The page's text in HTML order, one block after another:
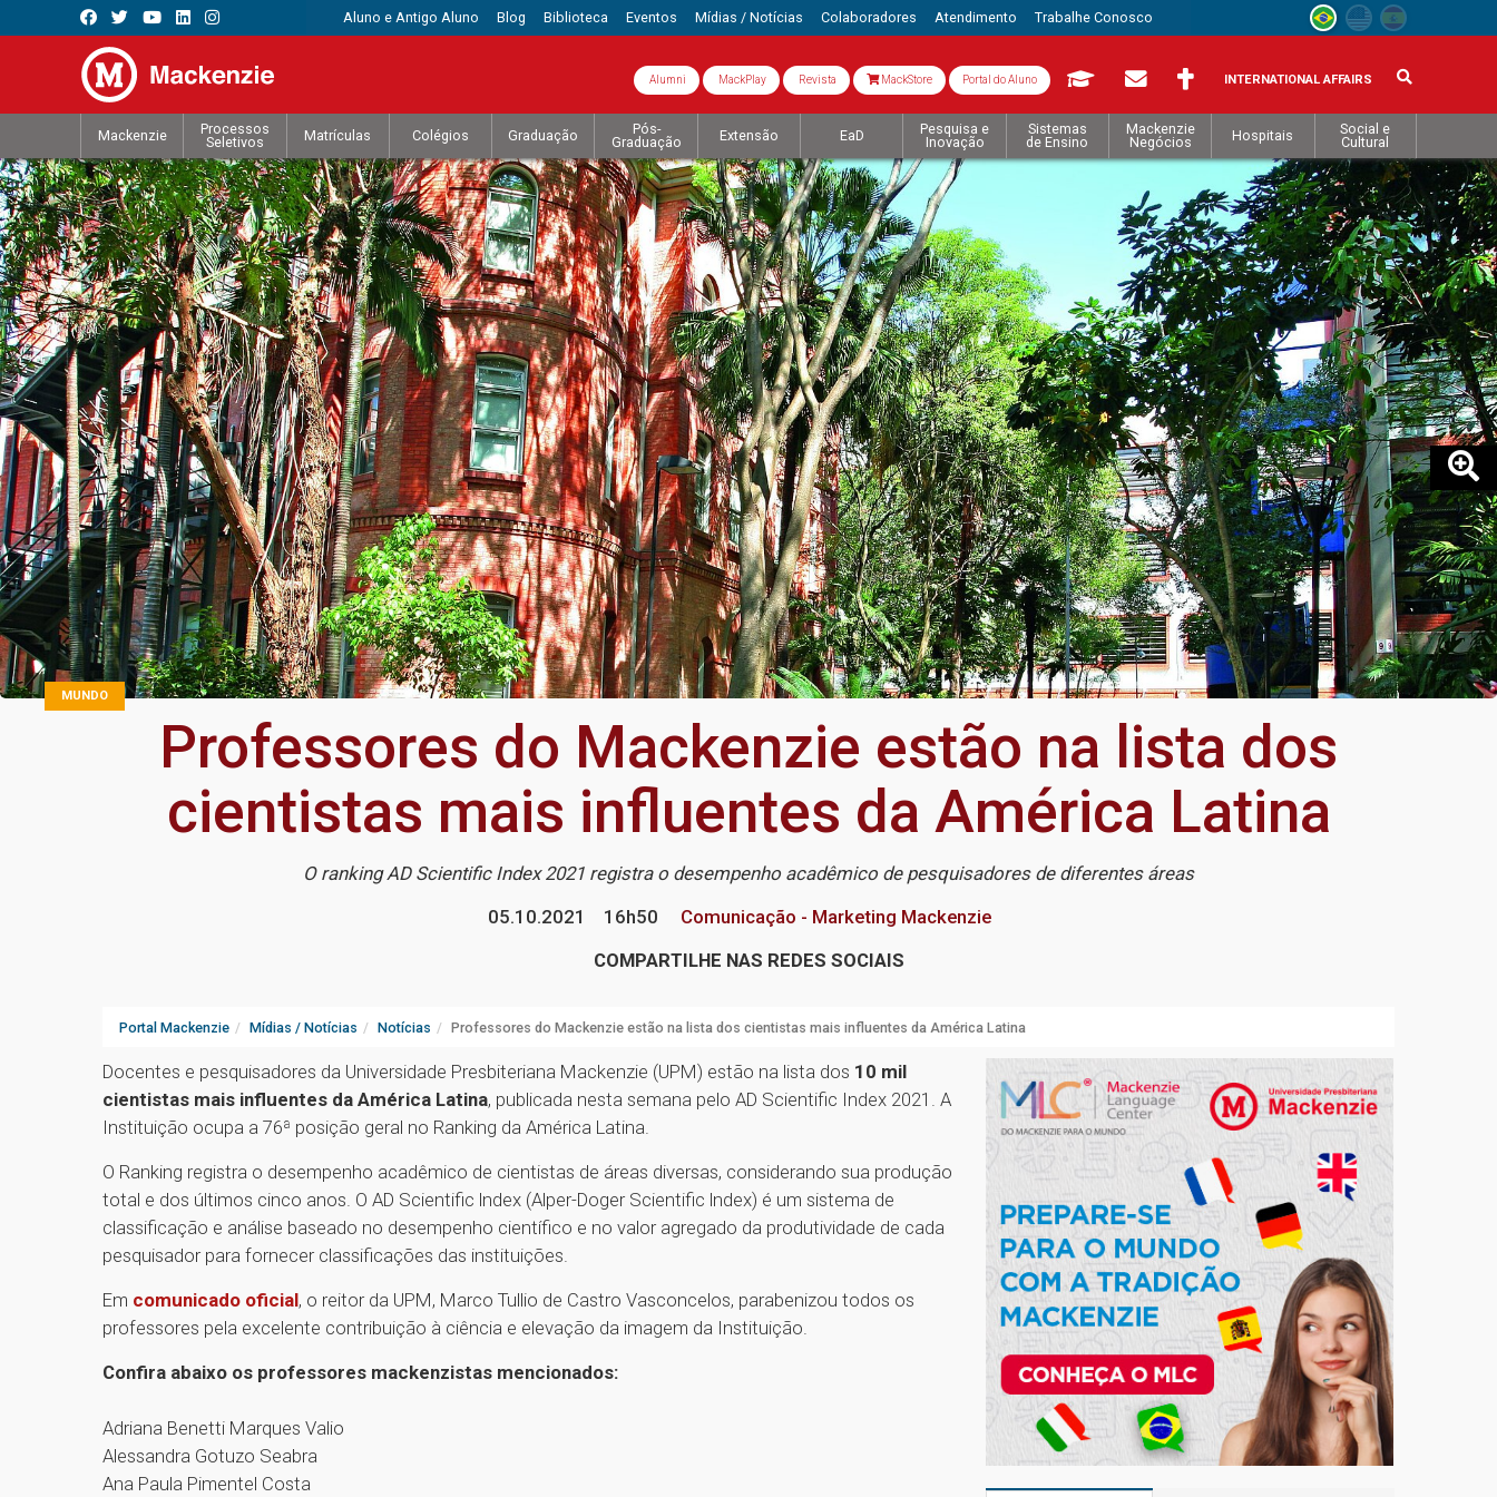
Aluno e Antigo Aluno Blog Biblioteca Eventos Mídias / Notícias Colaboradores Atendimento Trabalhe Conosco
Alumni MackPlay Revista MackStore Portal do Aluno INTERNATIONAL AFFAIRS
Mackenzie
Processos
Seletivos
Matrículas Colégios Graduação
Pós-
Graduação
Extensão EaD
Pesquisa e
Inovação
Sistemas
de Ensino
Mackenzie
Negócios
Hospitais
Social e
Cultural
MUNDO
Professores do Mackenzie estão na lista dos
cientistas mais influentes da América Latina
O ranking AD Scientific Index 2021 registra o desempenho acadêmico de pesquisadores de diferentes áreas
05.10.2021
16h50
Comunicação - Marketing Mackenzie
COMPARTILHE NAS REDES SOCIAIS
Portal Mackenzie Mídias / Notícias Notícias Professores do Mackenzie estão na lista dos cientistas mais influentes da América Latina
Docentes e pesquisadores da Universidade Presbiteriana Mackenzie (UPM) estão na lista dos 10 mil
cientistas mais influentes da América Latina, publicada nesta semana pelo AD Scientific Index 2021. A
Instituição ocupa a 76ª posição geral no Ranking da América Latina.
O Ranking registra o desempenho acadêmico de cientistas de áreas diversas, considerando sua produção
total e dos últimos cinco anos. O AD Scientific lndex (Alper-Doger Scientific lndex) é um sistema de
classificação e análise baseado no desempenho científico e no valor agregado da produtividade de cada
pesquisador para fornecer classificações das instituições.
Em comunicado oficial, o reitor da UPM, Marco Tullio de Castro Vasconcelos, parabenizou todos os
professores pela excelente contribuição à ciência e elevação da imagem da Instituição.
Confira abaixo os professores mackenzistas mencionados:
Adriana Benetti Marques Valio
Alessandra Gotuzo Seabra
Ana Paula Pimentel Costa